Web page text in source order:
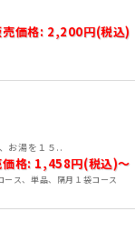
売価格: 2,200円(税込)
お湯を１５..
価格: 1,458円(税込)～
ス、単品、隔月１袋コース